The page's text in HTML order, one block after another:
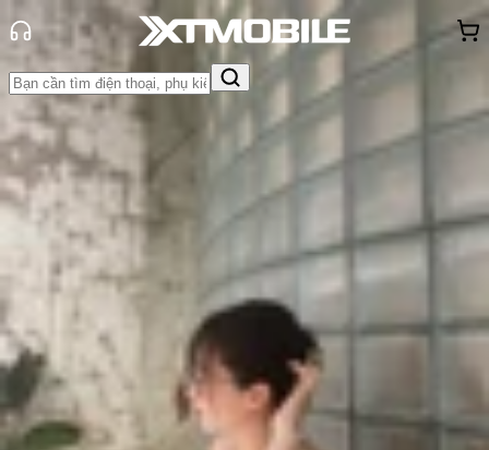
Trang chủ
Tin tức
Tin Mới
Tin Mới
Đánh Giá - Trên Tay
Khuyến
Thủ thuật Thông báoKhách
hàng - Sự kiện
Samsung Galaxy A56 lộ diện với
thiết kế mặt lưng khác lạ
Triệu Vy
Ngày đăng: 10/01/2025